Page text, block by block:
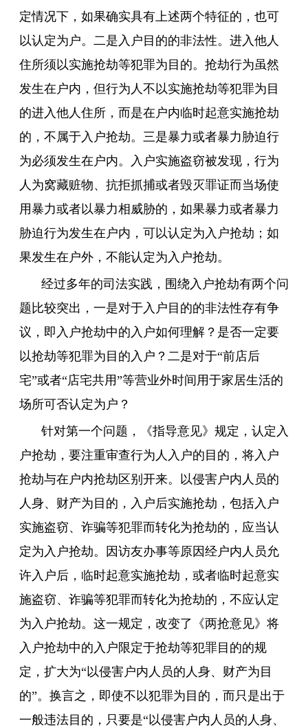
定情况下，如果确实具有上述两个特征的，也可
以认定为户。二是入户目的的非法性。进入他人
住所须以实施抢劫等犯罪为目的。抢劫行为虽然
发生在户内，但行为人不以实施抢劫等犯罪为目
的进入他人住所，而是在户内临时起意实施抢劫
的，不属于入户抢劫。三是暴力或者暴力胁迫行
为必须发生在户内。入户实施盗窃被发现，行为
人为窝藏赃物、抗拒抓捕或者毁灭罪证而当场使
用暴力或者以暴力相威胁的，如果暴力或者暴力
胁迫行为发生在户内，可以认定为入户抢劫；如
果发生在户外，不能认定为入户抢劫。
经过多年的司法实践，围绕入户抢劫有两个问
题比较突出，一是对于入户目的的非法性存有争
议，即入户抢劫中的入户如何理解？是否一定要
以抢劫等犯罪为目的入户？二是对于“前店后
宅”或者“店宅共用”等营业外时间用于家居生活的
场所可否认定为户？
针对第一个问题，《指导意见》规定，认定入
户抢劫，要注重审查行为人入户的目的，将入户
抢劫与在户内抢劫区别开来。以侵害户内人员的
人身、财产为目的，入户后实施抢劫，包括入户
实施盗窃、诈骗等犯罪而转化为抢劫的，应当认
定为入户抢劫。因访友办事等原因经户内人员允
许入户后，临时起意实施抢劫，或者临时起意实
施盗窃、诈骗等犯罪而转化为抢劫的，不应认定
为入户抢劫。这一规定，改变了《两抢意见》将
入户抢劫中的入户限定于抢劫等犯罪目的的规
定，扩大为“以侵害户内人员的人身、财产为目
的”。换言之，即使不以犯罪为目的，而只是出于
一般违法目的，只要是“以侵害户内人员的人身、